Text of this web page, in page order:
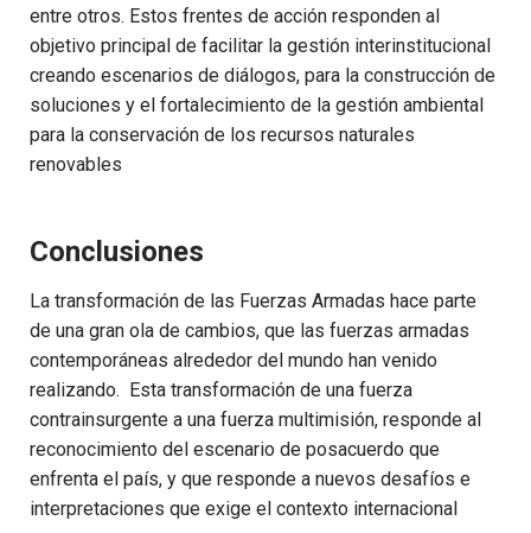
entre otros. Estos frentes de acción responden al
objetivo principal de facilitar la gestión interinstitucional
creando escenarios de diálogos, para la construcción de
soluciones y el fortalecimiento de la gestión ambiental
para la conservación de los recursos naturales
renovables
Conclusiones
La transformación de las Fuerzas Armadas hace parte
de una gran ola de cambios, que las fuerzas armadas
contemporáneas alrededor del mundo han venido
realizando. Esta transformación de una fuerza
contrainsurgente a una fuerza multimisión, responde al
reconocimiento del escenario de posacuerdo que
enfrenta el país, y que responde a nuevos desafíos e
interpretaciones que exige el contexto internacional